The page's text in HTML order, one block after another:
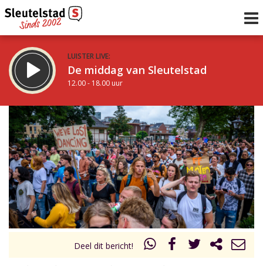
LUISTER LIVE:
De middag van Sleutelstad
12.00 - 18.00 uur
STRAKS:
De avond van Sleutelstad
18.00 - 19.00 uur
Vorig uur
uur 1 van 0 Volgend uur
Inklappen
Deel dit bericht!